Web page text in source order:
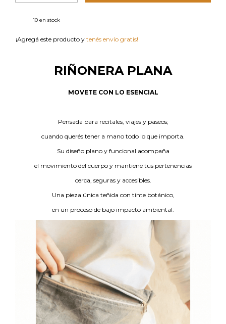
10 en stock
¡Agregá este producto y tenés envío gratis!
RIÑONERA PLANA
MOVETE CON LO ESENCIAL
Pensada para recitales, viajes y paseos;
cuando querés tener a mano todo lo que importa.
Su diseño plano y funcional acompaña
el movimiento del cuerpo y mantiene tus pertenencias
cerca, seguras y accesibles.
Una pieza única teñida con tinte botánico,
en un proceso de bajo impacto ambiental.